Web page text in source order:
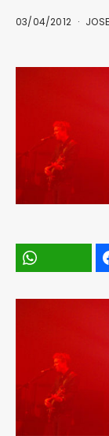
03/04/2012